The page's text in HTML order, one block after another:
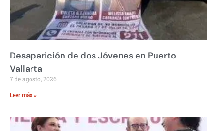
Desaparición de dos Jóvenes en Puerto
Vallarta
7 de agosto, 2026
Leer más »